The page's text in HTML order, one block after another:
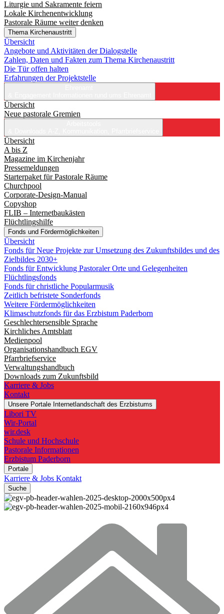
Liturgie und Sakramente feiern
Lokale Kirchenentwicklung
Pastorale Räume weiter denken
Thema Kirchenaustritt
Übersicht
Angebote und Aktivitäten der Dialogstelle
Zahlen, Daten und Fakten zum Thema Kirchenaustritt
Die Tür offen halten
Erfahrungen der Projektstelle
Übersicht
Neue pastorale Gremien
Übersicht
A bis Z
Magazine im Kirchenjahr
Pressemeldungen
Starterpaket für Pastorale Räume
Churchpool
Corporate-Design-Manual
Copyshop
FLIB – Internetbaukästen
Flüchtlingshilfe
Fonds und Fördermöglichkeiten
Übersicht
Fonds für Neue Projekte zur Umsetzung des Zukunftsbildes und des
Zielbildes 2030+
Fonds für Entwicklung Pastoraler Orte und Gelegenheiten
Flüchtlingsfonds
Fonds für christliche Popularmusik
Zeitlich befristete Sonderfonds
Weitere Fördermöglichkeiten
Klimaschutzfonds für das Erzbistum Paderborn
Geschlechtersensible Sprache
Kirchliches Amtsblatt
Medienpool
Organisationshandbuch EGV
Pfarrbriefservice
Verwaltungshandbuch
Downloads zum Zukunftsbild
Karriere & Jobs
Kontakt
Unsere Portale Internetlandschaft des Erzbistums
Libori TV
Wir-Portal
wir.desk
Schule und Hochschule
Pastorale Informationen
Erzbistum Paderborn
Portale
Karriere & Jobs Kontakt
Suche